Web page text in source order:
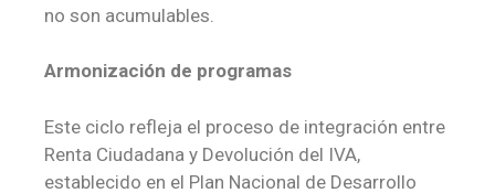
no son acumulables.
Armonización de programas
Este ciclo refleja el proceso de integración entre
Renta Ciudadana y Devolución del IVA,
establecido en el Plan Nacional de Desarrollo